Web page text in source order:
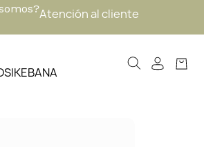
Atención al cliente
IKEBANA